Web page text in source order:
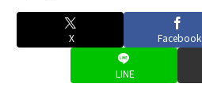
X Facebook
LINE